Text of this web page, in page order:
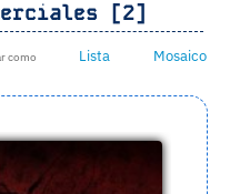
[2]
como Lista Mosaico